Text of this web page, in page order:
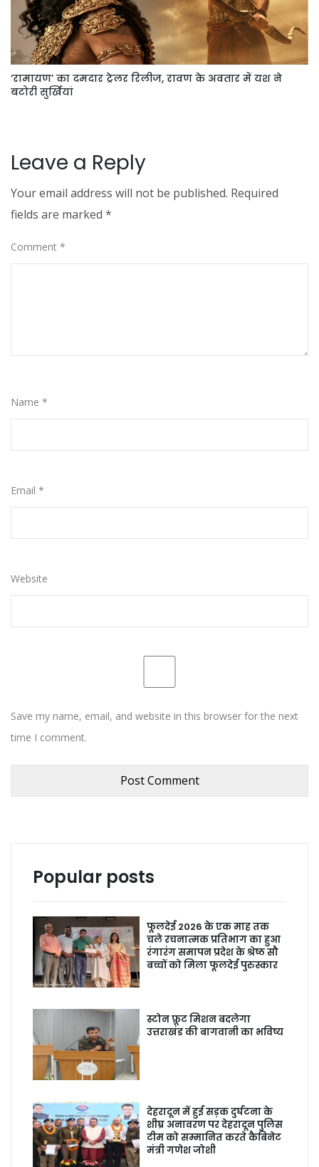
‘रामायण’ का दमदार ट्रेलर रिलीज, रावण के अवतार में यश ने
बटोरी सुर्खियां
Leave a Reply
Your email address will not be published. Required
fields are marked *
Comment *
Name *
Email *
Website
Save my name, email, and website in this browser for the next
time I comment.
Popular posts
फूलदेई 2026 के एक माह तक
चले रचनात्मक प्रतिभाग का हुआ
रंगारंग समापन प्रदेश के श्रेष्ठ सौ
बच्चों को मिला फूलदेई पुरुस्कार
स्टोन फ्रूट मिशन बदलेगा
उत्तराखंड की बागवानी का भविष्य
देहरादून में हुई सड़क दुर्घटना के
शीघ्र अनावरण पर देहरादून पुलिस
टीम को सम्मानित करते कैबिनेट
मंत्री गणेश जोशी